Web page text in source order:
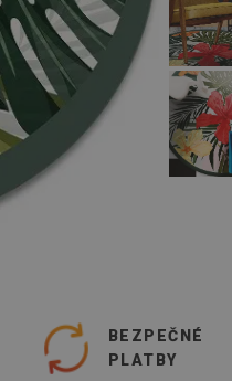
BEZPEČNÉ
PLATBY
kvality, som veľmi spokojný
pozrite si originál